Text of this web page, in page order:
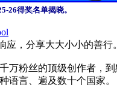
26得奖名单揭晓。
粉丝的顶级创作者，
语言、遍及数十个国家。